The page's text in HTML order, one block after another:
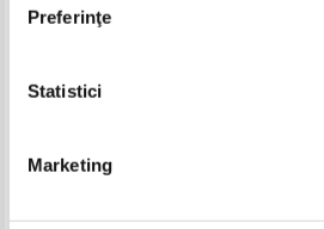
Preferinţe
Statistici
Marketing
metodic privind educatia